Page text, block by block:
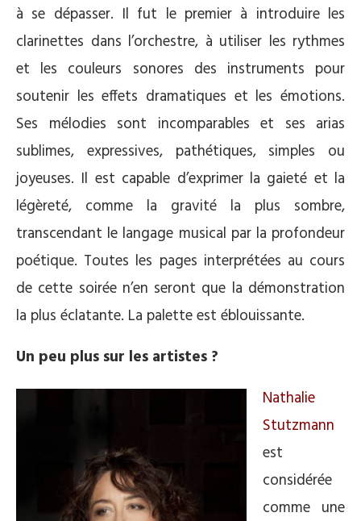
à se dépasser. Il fut le premier à introduire les
clarinettes dans l’orchestre, à utiliser les rythmes
et les couleurs sonores des instruments pour
soutenir les effets dramatiques et les émotions.
Ses mélodies sont incomparables et ses arias
sublimes, expressives, pathétiques, simples ou
joyeuses. Il est capable d’exprimer la gaieté et la
légèreté, comme la gravité la plus sombre,
transcendant le langage musical par la profondeur
poétique. Toutes les pages interprétées au cours
de cette soirée n’en seront que la démonstration
la plus éclatante. La palette est éblouissante.
Un peu plus sur les artistes ?
Nathalie
Stutzmann
est
considérée
comme une